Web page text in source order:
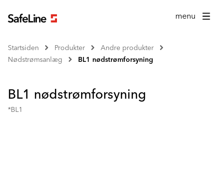
menu
Startsiden Produkter
Andre produkter
Nødstrømsanlæg
BL1 nødstrømforsyning
BL1 nødstrømforsyning
*BL1